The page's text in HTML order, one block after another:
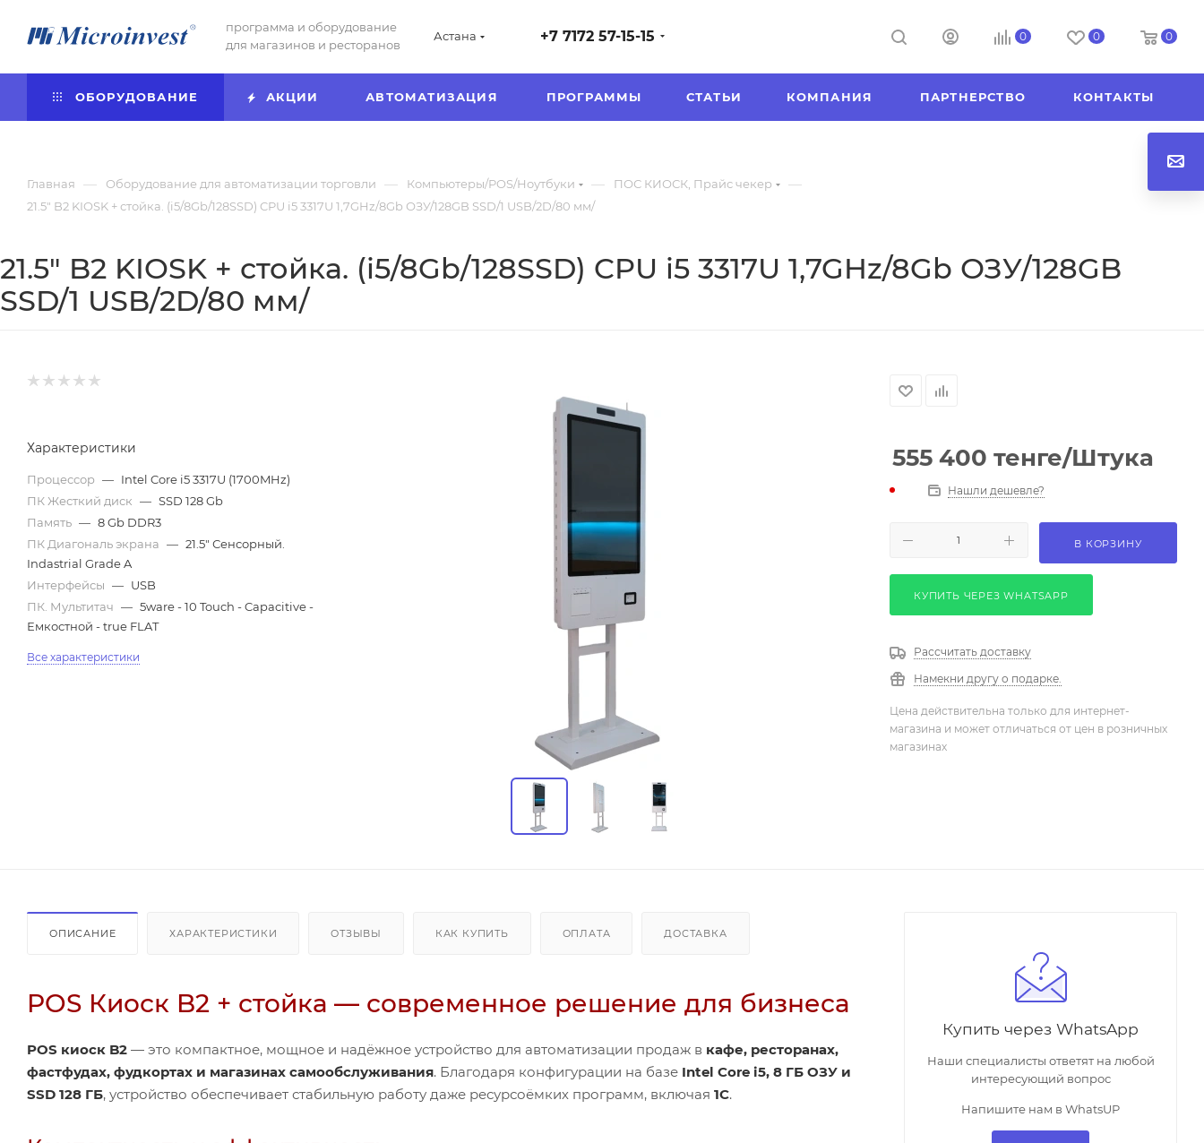
программа и оборудование
для магазинов и ресторанов
Астана +7 7172 57-15-15 0 0 0
ОБОРУДОВАНИЕ АКЦИИ АВТОМАТИЗАЦИЯ ПРОГРАММЫ СТАТЬИ КОМПАНИЯ ПАРТНЕРСТВО КОНТАКТЫ
Главная — Оборудование для автоматизации торговли — Компьютеры/POS/Ноутбуки — ПОС КИОСК, Прайс чекер —
21.5" B2 KIOSK + стойка. (i5/8Gb/128SSD) CPU i5 3317U 1,7GHz/8Gb ОЗУ/128GB SSD/1 USB/2D/80 мм/
21.5" B2 KIOSK + стойка. (i5/8Gb/128SSD) CPU i5 3317U 1,7GHz/8Gb ОЗУ/128GB
SSD/1 USB/2D/80 мм/
Характеристики
Процессор — Intel Core i5 3317U (1700MHz)
ПК Жесткий диск — SSD 128 Gb
Память — 8 Gb DDR3
ПК Диагональ экрана — 21.5" Сенсорный.
Indastrial Grade A
Интерфейсы — USB
ПК. Мультитач — 5ware - 10 Touch - Capacitive -
Емкостной - true FLAT
Все характеристики
555 400 тенге/Штука
Нашли дешевле?
В КОРЗИНУ
КУПИТЬ ЧЕРЕЗ WHATSAPP
Рассчитать доставку
Намекни другу о подарке.
Цена действительна только для интернет-
магазина и может отличаться от цен в розничных
магазинах
ОПИСАНИЕ ХАРАКТЕРИСТИКИ ОТЗЫВЫ КАК КУПИТЬ ОПЛАТА ДОСТАВКА
POS Киоск B2 + стойка — современное решение для бизнеса
POS киоск B2 — это компактное, мощное и надёжное устройство для автоматизации продаж в кафе, ресторанах,
фастфудах, фудкортах и магазинах самообслуживания. Благодаря конфигурации на базе Intel Core i5, 8 ГБ ОЗУ и
SSD 128 ГБ, устройство обеспечивает стабильную работу даже ресурсоёмких программ, включая 1С.
Купить через WhatsApp
Наши специалисты ответят на любой
интересующий вопрос
Напишите нам в WhatsUP